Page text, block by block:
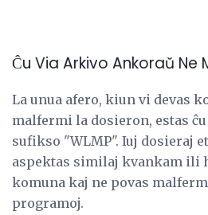
Ĉu Via Arkivo Ankoraŭ Ne
La unua afero, kiun vi devas
malfermi la dosieron, estas
sufikso "WLMP". Iuj dosieraj
aspektas similaj kvankam ili
komuna kaj ne povas
programoj.